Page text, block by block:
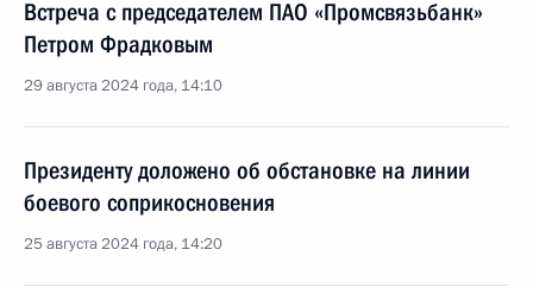
Встреча с председателем ПАО «Промсвязьбанк»
Петром Фрадковым
29 августа 2024 года, 14:10
Президенту доложено об обстановке на линии
боевого соприкосновения
25 августа 2024 года, 14:20